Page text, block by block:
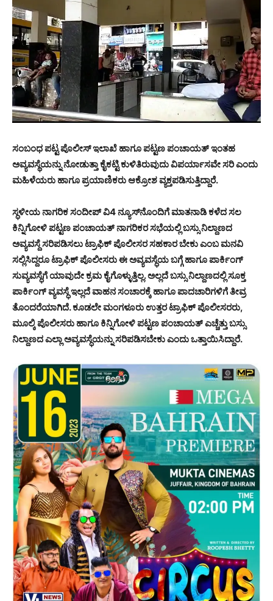
ಸಂಬಂಧ ಪಟ್ಟ ಪೊಲೀಸ್ ಇಲಾಖೆ ಹಾಗೂ ಪಟ್ಟಣ ಪಂಚಾಯತ್ ಇಂತಹ
ಅವ್ಯವಸ್ಥೆಯನ್ನು ನೋಡುತ್ತಾ ಕೈಕಟ್ಟಿ ಕುಳಿತಿರುವುದು ವಿಪರ್ಯಾಸವೇ ಸರಿ ಎಂದು
ಮಹಿಳೆಯರು ಹಾಗೂ ಪ್ರಯಾಣಿಕರು ಆಕ್ರೋಶ ವ್ಯಕ್ತಪಡಿಸುತ್ತಿದ್ದಾರೆ.
ಸ್ಧಳೀಯ ನಾಗರಿಕ ಸಂದೀಪ್ ವಿ4 ನ್ಯೂಸ್‍ನೊಂದಿಗೆ ಮಾತನಾಡಿ ಕಳೆದ ಸಲ
ಕಿನ್ನಿಗೋಳಿ ಪಟ್ಟಣ ಪಂಚಾಯತ್ ನಾಗರಿಕರ ಸಭೆಯಲ್ಲಿ ಬಸ್ಸು ನಿಲ್ದಾಣದ
ಅವ್ಯವಸ್ದೆ ಸರಿಪಡಿಸಲು ಟ್ರಾಫಿಕ್ ಪೊಲೀಸರ ಸಹಕಾರ ಬೇಕು ಎಂಬ ಮನವಿ
ಸಲ್ಲಿಸಿದ್ದರೂ ಟ್ರಾಫಿಕ್ ಪೊಲೀಸರು ಈ ಅವ್ಯವಸ್ಧೆಯ ಬಗ್ಗೆ ಹಾಗೂ ಪಾರ್ಕಿಂಗ್
ಸುವ್ಯವಸ್ಧೆಗೆ ಯಾವುದೇ ಕ್ರಮ ಕೈಗೊಳ್ಳುತ್ತಿಲ್ಲ. ಅಲ್ಲದೆ ಬಸ್ಸು ನಿಲ್ದಾಣದಲ್ಲಿ ಸೂಕ್ತ
ಪಾರ್ಕಿಂಗ್ ವ್ಯವಸ್ಧೆ ಇಲ್ಲದೆ ವಾಹನ ಸಂಚಾರಕ್ಕೆ ಹಾಗೂ ಪಾದಚಾರಿಗಳಿಗೆ ತೀವ್ರ
ತೊಂದರೆಯಾಗಿದೆ. ಕೂಡಲೇ ಮಂಗಳೂರು ಉತ್ತರ ಟ್ರಾಫಿಕ್ ಪೊಲೀಸರರು,
ಮೂಲ್ಕಿ ಪೊಲೀಸರು ಹಾಗೂ ಕಿನ್ನಿಗೋಳಿ ಪಟ್ಟಣ ಪಂಚಾಯತ್ ಎಚ್ಚೆತ್ತು ಬಸ್ಸು
ನಿಲ್ದಾಣದ ಎಲ್ಲಾ ಅವ್ಯವಸ್ಧೆಯನ್ನು ಸರಿಪಡಿಸಬೇಕು ಎಂದು ಒತ್ತಾಯಿಸಿದ್ದಾರೆ.